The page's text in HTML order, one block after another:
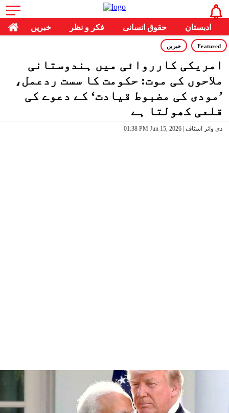
خبریں فکر و نظر حقوق انسانی ادبستان
Featured خبریں
امریکی کارروائی میں ہندوستانی
ملاحوں کی موت: حکومت کا سست ردعمل،
’مودی کی مضبوط قیادت‘ کے دعوے کی
قلعی کھولتا ہے
01:38 PM Jun 15, 2026 | دی وائر اسٹاف